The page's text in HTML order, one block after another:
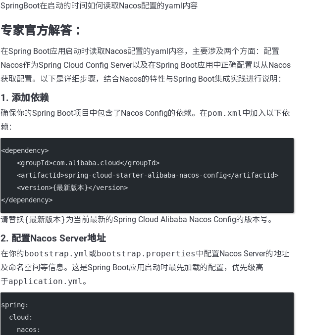
SpringBoot在启动的时间如何读取Nacos配置的yaml内容
专家官方解答 ：
在Spring Boot应用启动时读取Nacos配置的yaml内容，主要涉及两个方面：配置
Nacos作为Spring Cloud Config Server以及在Spring Boot应用中正确配置以从Nacos
获取配置。以下是详细步骤，结合Nacos的特性与Spring Boot集成实践进行说明：
1. 添加依赖
确保你的Spring Boot项目中包含了Nacos Config的依赖。在pom.xml 中加入以下依
赖：
<dependency>
    <
groupId>com.alibaba.cloud</groupId>
    <
artifactId>spring-cloud-starter-alibaba-nacos-config</artifactId>
    <
version>{最新版本}</version>
</dependency>
请替换{最新版本}为当前最新的Spring Cloud Alibaba Nacos Config的版本号。
2. 配置Nacos Server地址
在你的bootstrap.yml或bootstrap.properties 中配置Nacos Server的地址
及命名空间等信息。这是Spring Boot应用启动时最先加载的配置，优先级高
于application.yml。
spring:
cloud :
nacos :